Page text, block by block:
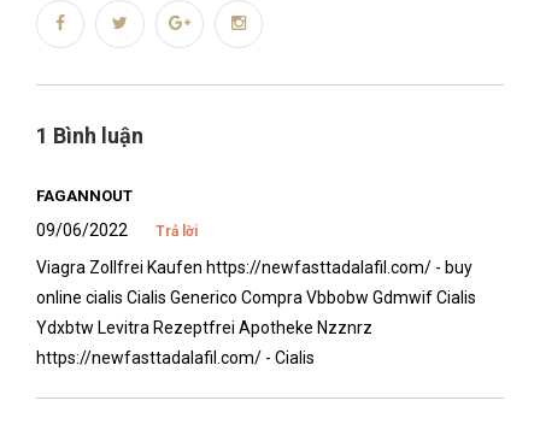
1 Bình luận
FAGANNOUT
09/06/2022 Trả lời
Viagra Zollfrei Kaufen https://newfasttadalafil.com/ - buy
online cialis Cialis Generico Compra Vbbobw Gdmwif Cialis
Ydxbtw Levitra Rezeptfrei Apotheke Nzznrz
https://newfasttadalafil.com/ - Cialis